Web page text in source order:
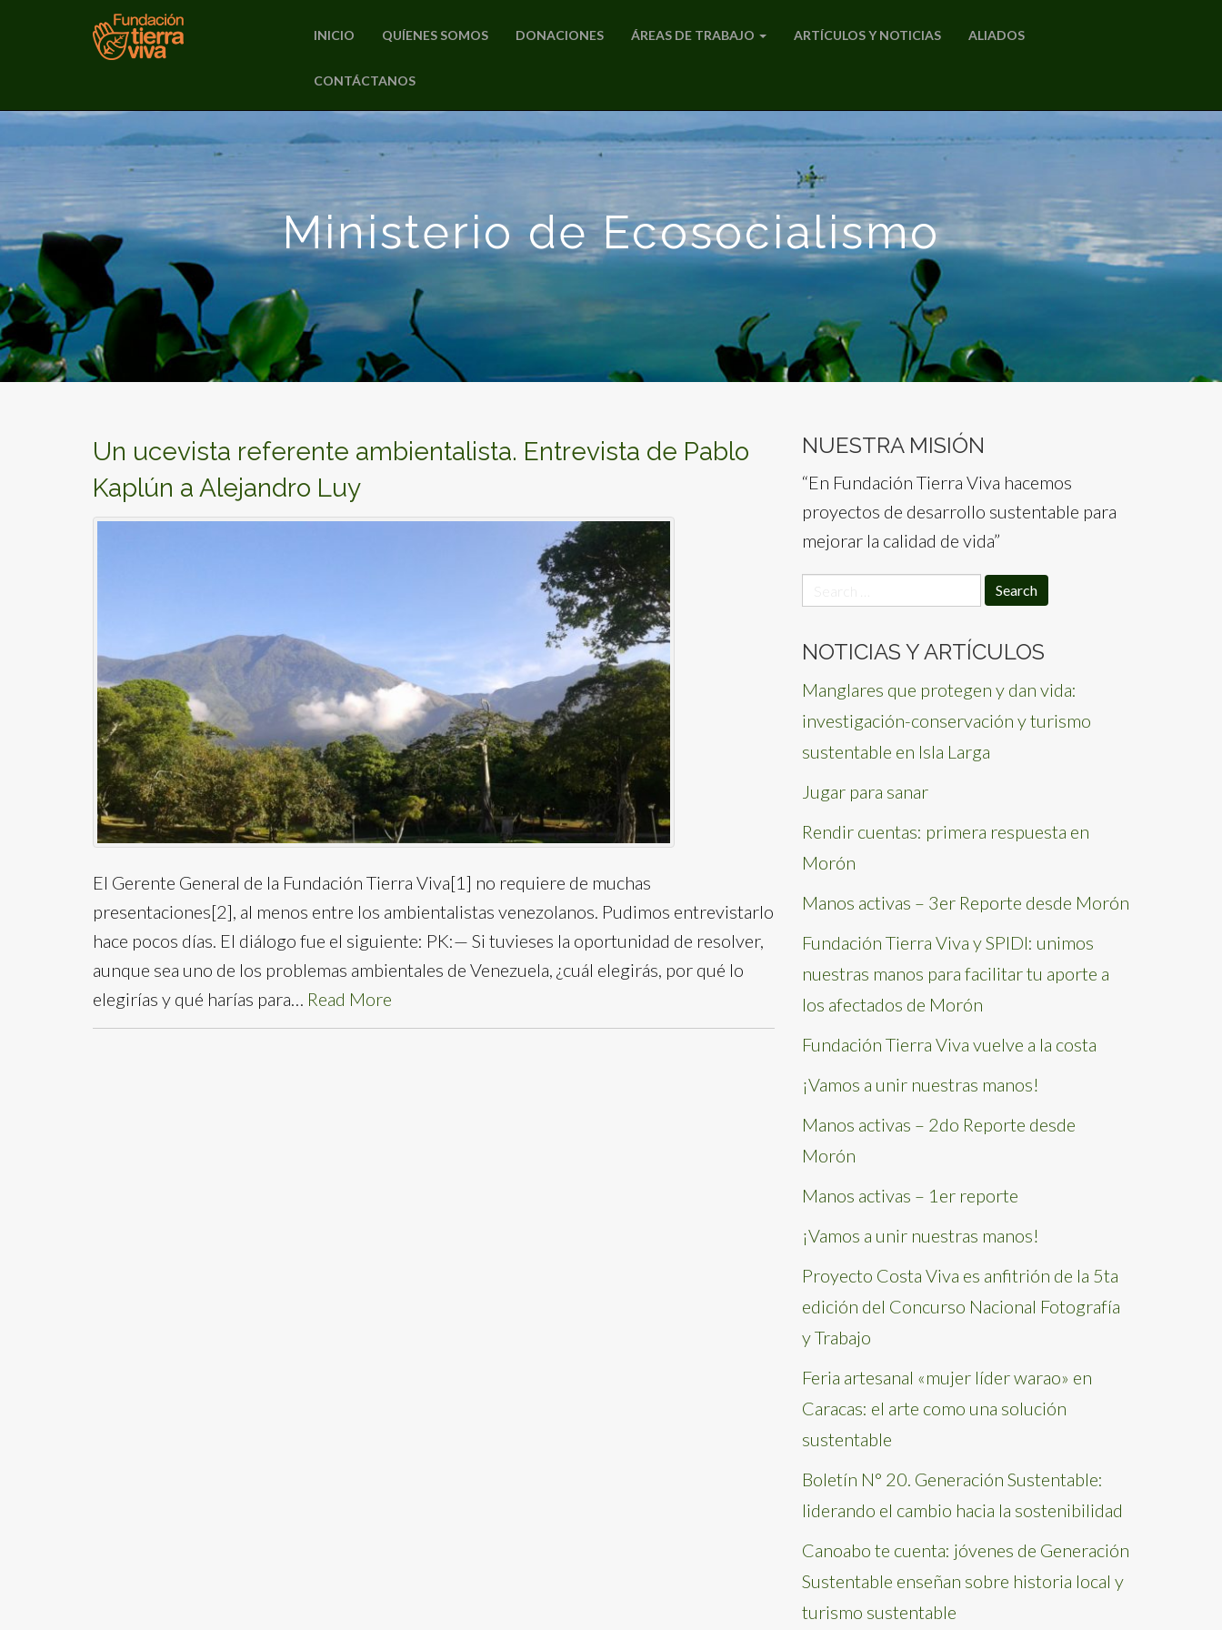
MENU
to
INICIO QUÍENES SOMOS DONACIONES ÁREAS DE TRABAJO ARTÍCULOS Y NOTICIAS ALIADOS
CONTÁCTANOS
Ministerio de Ecosocialismo
Un ucevista referente ambientalista. Entrevista de Pablo
Kaplún a Alejandro Luy
El Gerente General de la Fundación Tierra Viva[1] no requiere de muchas
presentaciones[2], al menos entre los ambientalistas venezolanos. Pudimos entrevistarlo
hace pocos días. El diálogo fue el siguiente: PK:— Si tuvieses la oportunidad de resolver,
aunque sea uno de los problemas ambientales de Venezuela, ¿cuál elegirás, por qué lo
elegirías y qué harías para… Read More
NUESTRA MISIÓN
“En Fundación Tierra Viva hacemos
proyectos de desarrollo sustentable para
mejorar la calidad de vida”
for:
NOTICIAS Y ARTÍCULOS
Manglares que protegen y dan vida:
investigación-conservación y turismo
sustentable en Isla Larga
Jugar para sanar
Rendir cuentas: primera respuesta en
Morón
Manos activas – 3er Reporte desde Morón
Fundación Tierra Viva y SPIDI: unimos
nuestras manos para facilitar tu aporte a
los afectados de Morón
Fundación Tierra Viva vuelve a la costa
¡Vamos a unir nuestras manos!
Manos activas – 2do Reporte desde
Morón
Manos activas – 1er reporte
¡Vamos a unir nuestras manos!
Proyecto Costa Viva es anfitrión de la 5ta
edición del Concurso Nacional Fotografía
y Trabajo
Feria artesanal «mujer líder warao» en
Caracas: el arte como una solución
sustentable
Boletín N° 20. Generación Sustentable:
liderando el cambio hacia la sostenibilidad
Canoabo te cuenta: jóvenes de Generación
Sustentable enseñan sobre historia local y
turismo sustentable